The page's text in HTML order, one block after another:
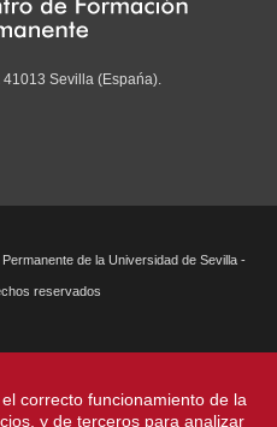
Sevilla (Espańa).
de la Universidad de Sevilla -
reservados
correcto funcionamiento de la
y de terceros para analizar